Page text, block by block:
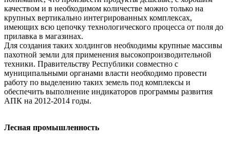
качеством и в необходимом количестве можно только на
крупных вертикально интегрированных комплексах,
имеющих всю цепочку технологического процесса от поля до
прилавка в магазинах.
Для создания таких холдингов необходимы крупные массивы
пахотной земли для применения высокопроизводительной
техники. Правительству Республики совместно с
муниципальными органами власти необходимо провести
работу по выделению таких земель под комплексы и
обеспечить выполнение индикаторов программы развития
АПК на 2012-2014 годы.
Лесная промышленность